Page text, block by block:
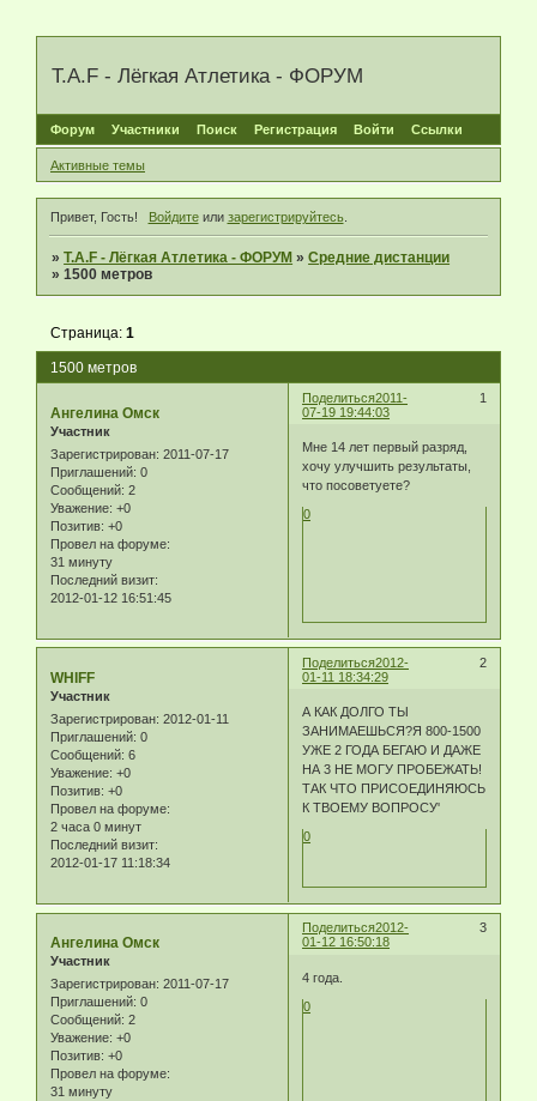
T.A.F - Лёгкая Атлетика - ФОРУМ
Форум Участники Поиск Регистрация Войти Ссылки
Активные темы
Привет, Гость! Войдитеили зарегистрируйтесь.
»T.A.F - Лёгкая Атлетика - ФОРУМ »Средние дистанции
»1500 метров
1500 метров
Страница:1
Поделиться 1
2011-
07-19 19:44:03
Ангелина Омск
Участник
Зарегистрирован: 2011-07-17
Приглашений: 0
Сообщений: 2
Уважение: +0
Позитив: +0
Провел на форуме:
31 минуту
Последний визит:
2012-01-12 16:51:45
Мне 14 лет первый разряд,
хочу улучшить результаты,
что посоветуете?
0
Поделиться 2
2012-
01-11 18:34:29
WHIFF
Участник
Зарегистрирован: 2012-01-11
Приглашений: 0
Сообщений: 6
Уважение: +0
Позитив: +0
Провел на форуме:
2 часа 0 минут
Последний визит:
2012-01-17 11:18:34
А КАК ДОЛГО ТЫ
ЗАНИМАЕШЬСЯ?Я 800-1500
УЖЕ 2 ГОДА БЕГАЮ И ДАЖЕ
НА 3 НЕ МОГУ ПРОБЕЖАТЬ!
ТАК ЧТО ПРИСОЕДИНЯЮСЬ
К ТВОЕМУ ВОПРОСУ'
0
Поделиться 3
2012-
01-12 16:50:18
Ангелина Омск
Участник
Зарегистрирован: 2011-07-17
Приглашений: 0
Сообщений: 2
Уважение: +0
Позитив: +0
Провел на форуме:
31 минуту
4 года.
0